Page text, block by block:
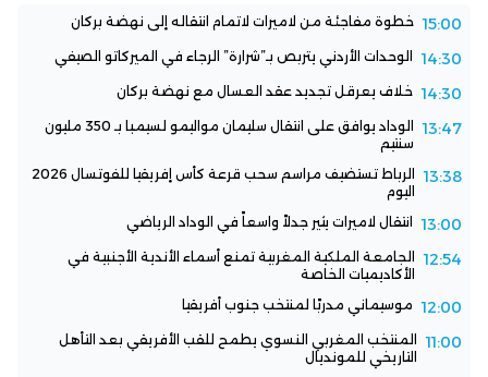
15:00 خطوة مفاجئة من لاميرات لاتمام انتقاله إلى نهضة بركان
14:30 الوحدات الأردني يتربص بـ”شرارة” الرجاء في الميركاتو الصيفي
14:30 خلاف يعرقل تجديد عقد العسال مع نهضة بركان
13:47
الوداد يوافق على انتقال سليمان مواليمو لسيمبا بـ 350 مليون
سنتيم
13:38
الرباط تستضيف مراسم سحب قرعة كأس إفريقيا للفوتسال 2026
اليوم
13:00 انتقال لاميرات يثير جدلاً واسعاً في الوداد الرياضي
12:54
الجامعة الملكية المغربية تمنع أسماء الأندية الأجنبية في
الأكاديميات الخاصة
12:00 موسيماني مدربًا لمنتخب جنوب أفريقيا
11:00
المنتخب المغربي النسوي يطمح للقب الأفريقي بعد التأهل
التاريخي للمونديال